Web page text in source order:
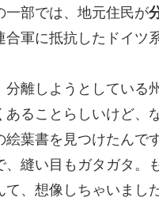
一部では、地元住民が
合軍に抵抗したドイツ
分離しようとしている
あることらしいけど、
絵葉書を見つけたんで
、縫い目もガタガタ。
、想像しちゃいました